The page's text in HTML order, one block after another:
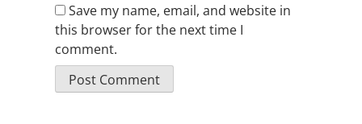
Save my name, email, and website in
this browser for the next time I
comment.